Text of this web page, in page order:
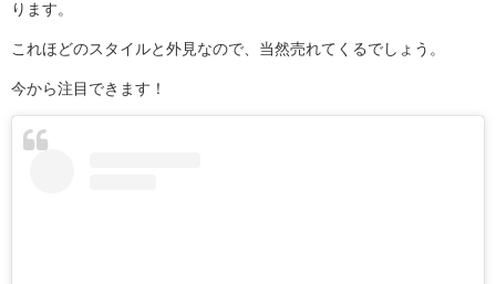
ります。
これほどのスタイルと外見なので、当然売れてくるでしょう。
今から注目できます！